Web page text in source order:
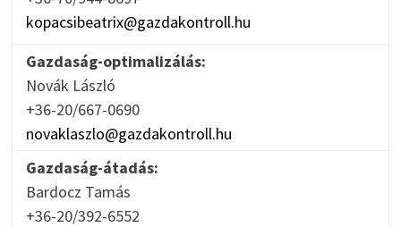
kopacsibeatrix@gazdakontroll.hu
Gazdaság-optimalizálás:
Novák László
+36-20/667-0690
novaklaszlo@gazdakontroll.hu
Gazdaság-átadás:
Bardocz Tamás
+36-20/392-6552